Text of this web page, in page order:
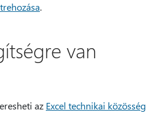
.
van
az Excel technikai közösség